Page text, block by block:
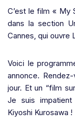
C’est le film « My
dans la section
Cannes, qui ouvre
Voici le
annonce.
jour. Et un “film
Je suis
Kiyoshi Kurosawa !